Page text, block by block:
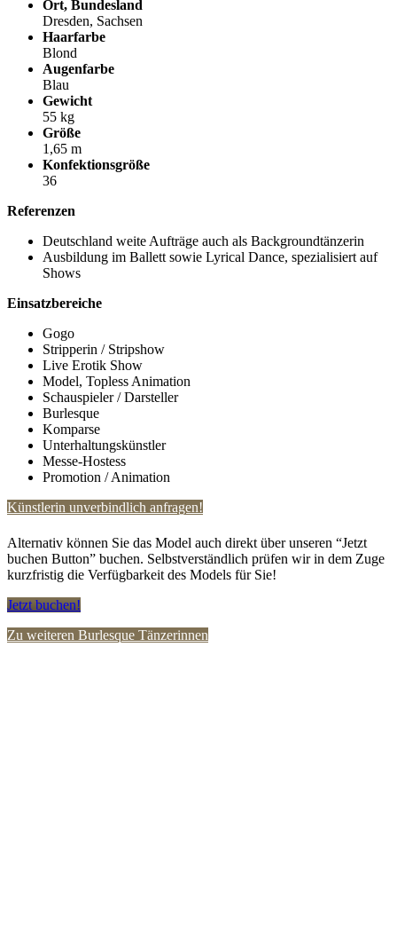
Ort, Bundesland
Dresden, Sachsen
Haarfarbe
Blond
Augenfarbe
Blau
Gewicht
55 kg
Größe
1,65 m
Konfektionsgröße
36
Referenzen
Deutschland weite Aufträge auch als Backgroundtänzerin
Ausbildung im Ballett sowie Lyrical Dance, spezialisiert auf
Shows
Einsatzbereiche
Gogo
Stripperin / Stripshow
Live Erotik Show
Model, Topless Animation
Schauspieler / Darsteller
Burlesque
Komparse
Unterhaltungskünstler
Messe-Hostess
Promotion / Animation
Künstlerin unverbindlich anfragen!
Alternativ können Sie das Model auch direkt über unseren “Jetzt
buchen Button” buchen. Selbstverständlich prüfen wir in dem Zuge
kurzfristig die Verfügbarkeit des Models für Sie!
Jetzt buchen!
Zu weiteren Burlesque Tänzerinnen